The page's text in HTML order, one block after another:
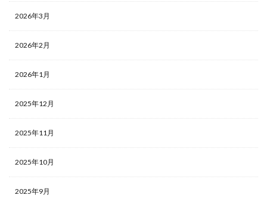
2026年3月
2026年2月
2026年1月
2025年12月
2025年11月
2025年10月
2025年9月